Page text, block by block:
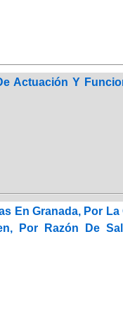
Actuación Y
En Granada, Por
Por Razón De